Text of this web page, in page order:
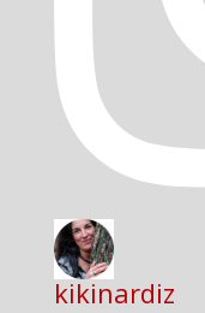
kikinardiz